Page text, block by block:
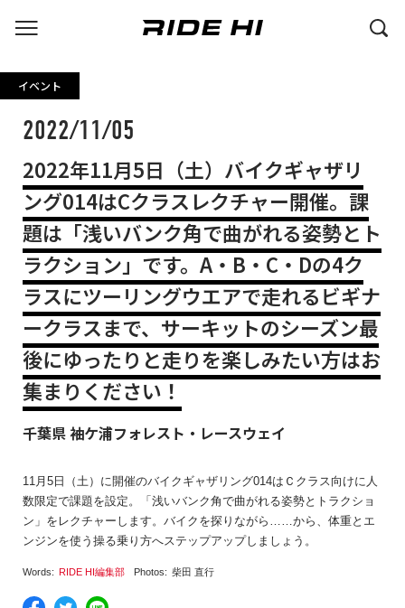
イベント
2022/11/05
2022年11月5日（土）バイクギャザリ
ング014はCクラスレクチャー開催。課
題は「浅いバンク角で曲がれる姿勢とト
ラクション」です。A・B・C・Dの4ク
ラスにツーリングウエアで走れるビギナ
ークラスまで、サーキットのシーズン最
後にゆったりと走りを楽しみたい方はお
集まりください！
千葉県 袖ケ浦フォレスト・レースウェイ
11月5日（土）に開催のバイクギャザリング014はＣクラス向けに人
数限定で課題を設定。「浅いバンク角で曲がれる姿勢とトラクショ
ン」をレクチャーします。バイクを探りながら……から、体重とエ
ンジンを使う操る乗り方へステップアップしましょう。
Words: RIDE HI編集部 Photos: 柴田 直行